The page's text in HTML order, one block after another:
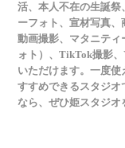
活、本人不在の生誕
ーフォト、宣材写真、
動画撮影、マタニテ
ォト）、TikTok撮影
いただけます。一度
すすめできるスタジ
なら、ぜひ姫スタジオ